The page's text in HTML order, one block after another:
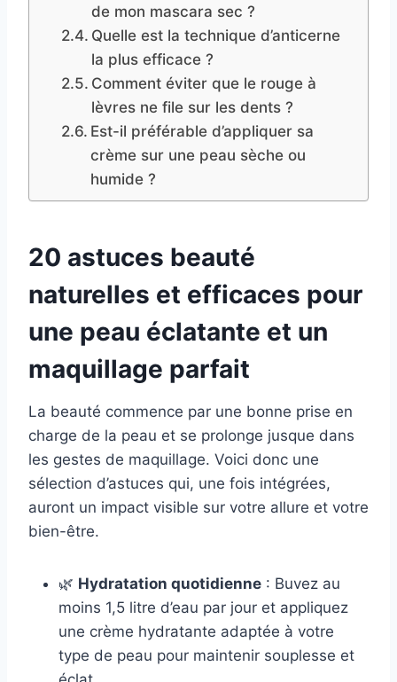
de mon mascara sec ?
Quelle est la technique d’anticerne
la plus efficace ?
Comment éviter que le rouge à
lèvres ne file sur les dents ?
Est-il préférable d’appliquer sa
crème sur une peau sèche ou
humide ?
20 astuces beauté
naturelles et efficaces pour
une peau éclatante et un
maquillage parfait
La beauté commence par une bonne prise en
charge de la peau et se prolonge jusque dans
les gestes de maquillage. Voici donc une
sélection d’astuces qui, une fois intégrées,
auront un impact visible sur votre allure et votre
bien-être.
🌿 Hydratation quotidienne : Buvez au
moins 1,5 litre d’eau par jour et appliquez
une crème hydratante adaptée à votre
type de peau pour maintenir souplesse et